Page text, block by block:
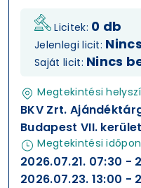
Licitek: 0 db
Jelenlegi licit:
Saját licit: Nincs
Megtekintési
BKV Zrt.
Budapest VII.
Megtekintési
2026.07.21. 07:30 -
2026.07.23. 13:00 -